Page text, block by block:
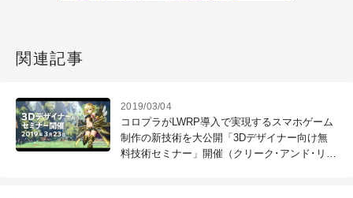
関連記事
2019/03/04
コロプラがLWRP導入で実現するスマホゲーム
制作の新技術を大公開「3Dデザイナー向け無
料技術セミナー」開催（クリーク･アンド･リバ